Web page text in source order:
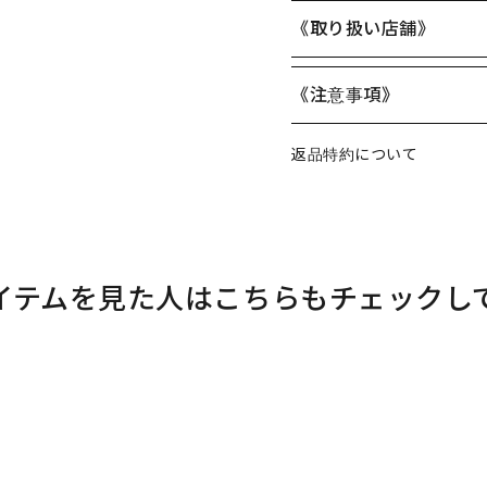
《取り扱い店舗》
《注意事項》
返品特約について
テムを見た人はこちらもチェックし